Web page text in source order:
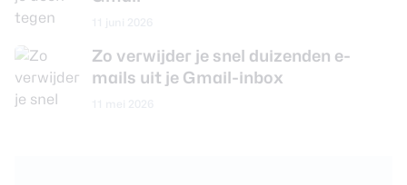
Zo verwijder je snel duizenden e-
mails uit je Gmail-inbox